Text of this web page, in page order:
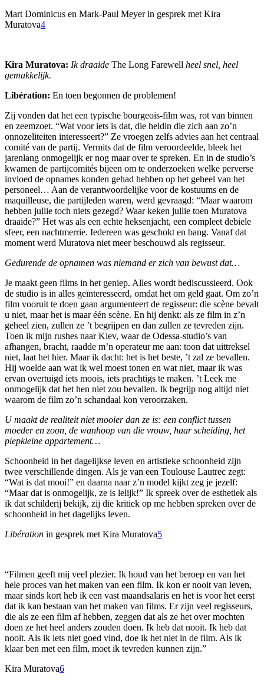
Mart Dominicus en Mark-Paul Meyer in gesprek met Kira
Muratova4
Kira Muratova: Ik draaide The Long Farewell heel snel, heel
gemakkelijk.
Libération: En toen begonnen de problemen!
Zij vonden dat het een typische bourgeois-film was, rot van binnen
en zeemzoet. “Wat voor iets is dat, die heldin die zich aan zo’n
onnozeliteiten interesseert?” Ze vroegen zelfs advies aan het centraal
comité van de partij. Vermits dat de film veroordeelde, bleek het
jarenlang onmogelijk er nog maar over te spreken. En in de studio’s
kwamen de partijcomités bijeen om te onderzoeken welke perverse
invloed de opnames konden gehad hebben op het geheel van het
personeel… Aan de verantwoordelijke voor de kostuums en de
maquilleuse, die partijleden waren, werd gevraagd: “Maar waarom
hebben jullie toch niets gezegd? Waar keken jullie toen Muratova
draaide?” Het was als een echte heksenjacht, een compleet debiele
sfeer, een nachtmerrie. Iedereen was geschokt en bang. Vanaf dat
moment werd Muratova niet meer beschouwd als regisseur.
Gedurende de opnamen was niemand er zich van bewust dat…
Je maakt geen films in het geniep. Alles wordt bediscussieerd. Ook
de studio is in alles geïnteresseerd, omdat het om geld gaat. Om zo’n
film vooruit te doen gaan argumenteert de regisseur: die scène bevalt
u niet, maar het is maar één scène. En hij denkt: als ze film in z’n
geheel zien, zullen ze ’t begrijpen en dan zullen ze tevreden zijn.
Toen ik mijn rushes naar Kiev, waar de Odessa-studio’s van
afhangen, bracht, raadde m’n operateur me aan: toon dat uittreksel
niet, laat het hier. Maar ik dacht: het is het beste, ’t zal ze bevallen.
Hij woelde aan wat ik wel moest tonen en wat niet, maar ik was
ervan overtuigd iets moois, iets prachtigs te maken. ’t Leek me
onmogelijk dat het hen niet zou bevallen. Ik begrijp nog altijd niet
waarom de film zo’n schandaal kon veroorzaken.
U maakt de realiteit niet mooier dan ze is: een conflict tussen
moeder en zoon, de wanhoop van die vrouw, haar scheiding, het
piepkleine appartement…
Schoonheid in het dagelijkse leven en artistieke schoonheid zijn
twee verschillende dingen. Als je van een Toulouse Lautrec zegt:
“Wat is dat mooi!” en daarna naar z’n model kijkt zeg je jezelf:
“Maar dat is onmogelijk, ze is lelijk!” Ik spreek over de esthetiek als
ik dat schilderij bekijk, zij die kritiek op me hebben spreken over de
schoonheid in het dagelijks leven.
Libération in gesprek met Kira Muratova5
“Filmen geeft mij veel plezier. Ik houd van het beroep en van het
hele proces van het maken van een film. Ik kon er nooit van leven,
maar sinds kort heb ik een vast maandsalaris en het is voor het eerst
dat ik kan bestaan van het maken van films. Er zijn veel regisseurs,
die als ze een film af hebben, zeggen dat als ze het over mochten
doen ze het heel anders zouden doen. Ik heb dat nooit. Ik heb dat
nooit. Als ik iets niet goed vind, doe ik het niet in de film. Als ik
klaar ben met een film, moet ik tevreden kunnen zijn.”
Kira Muratova6